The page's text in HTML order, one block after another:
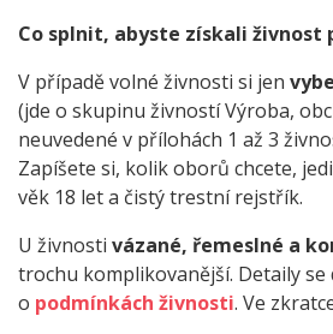
Co splnit, abyste získali živnost
V případě volné živnosti si jen
(jde o skupinu živností Výroba,
neuvedené v přílohách 1 až 3
Zapíšete si, kolik oborů chcete,
věk 18 let a čistý trestní rejstřík.
U živnosti vázané, řemeslné a
trochu komplikovanější. Detaily se
o podmínkách živnosti. Ve